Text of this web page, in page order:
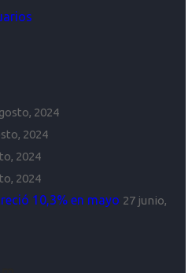
2024
2024
2024
2024
10,3% en mayo 27 junio,